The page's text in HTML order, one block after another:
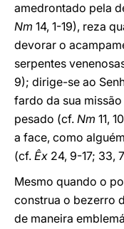
amedrontado pela
Nm 14, 1-19), reza
devorar o
serpentes
9); dirige-se ao
fardo da sua
pesado (cf. Nm 11,
a face, como
(cf. Êx 24, 9-17; 33,
Mesmo quando o
construa o bezerro
de maneira